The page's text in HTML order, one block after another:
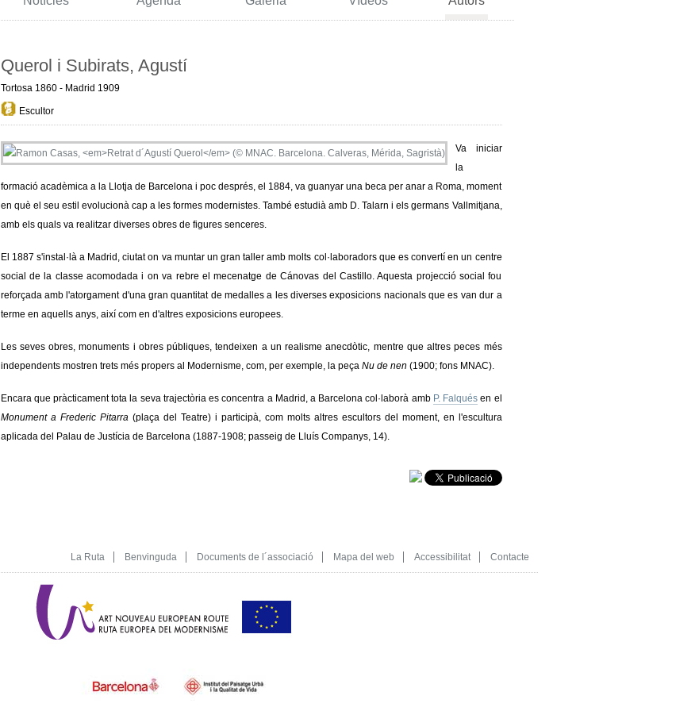
Querol i Subirats, Agustí
Tortosa 1860 - Madrid 1909
Escultor
Va iniciar
la
formació acadèmica a la Llotja de Barcelona i poc després, el 1884, va guanyar una beca per anar a Roma, moment
en què el seu estil evolucionà cap a les formes modernistes. També estudià amb D. Talarn i els germans Vallmitjana,
amb els quals va realitzar diverses obres de figures senceres.
El 1887 s'instal·là a Madrid, ciutat on va muntar un gran taller amb molts col·laboradors que es convertí en un centre
social de la classe acomodada i on va rebre el mecenatge de Cánovas del Castillo. Aquesta projecció social fou
reforçada amb l'atorgament d'una gran quantitat de medalles a les diverses exposicions nacionals que es van dur a
terme en aquells anys, així com en d'altres exposicions europees.
Les seves obres, monuments i obres públiques, tendeixen a un realisme anecdòtic, mentre que altres peces més
independents mostren trets més propers al Modernisme, com, per exemple, la peçaNu de nen (1900; fons MNAC).
Encara que pràcticament tota la seva trajectòria es concentra a Madrid, a Barcelona col·laborà amb P. Falqués en el
Monument a Frederic Pitarra(plaça del Teatre) i participà, com molts altres escultors del moment, en l'escultura
aplicada del Palau de Justícia de Barcelona (1887-1908; passeig de Lluís Companys, 14).
La Ruta Benvinguda Documents de l´associació Mapa del web Accessibilitat Contacte